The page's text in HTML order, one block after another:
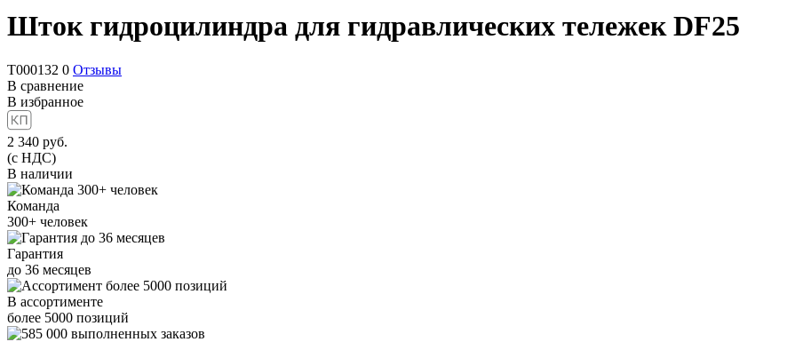
Шток гидроцилиндра для гидравлических тележек DF25
T000132 0 Отзывы
В сравнение
В избранное
2 340 руб.
(с НДС)
В наличии
Команда
300+ человек
Гарантия
до 36 месяцев
В ассортименте
более 5000 позиций